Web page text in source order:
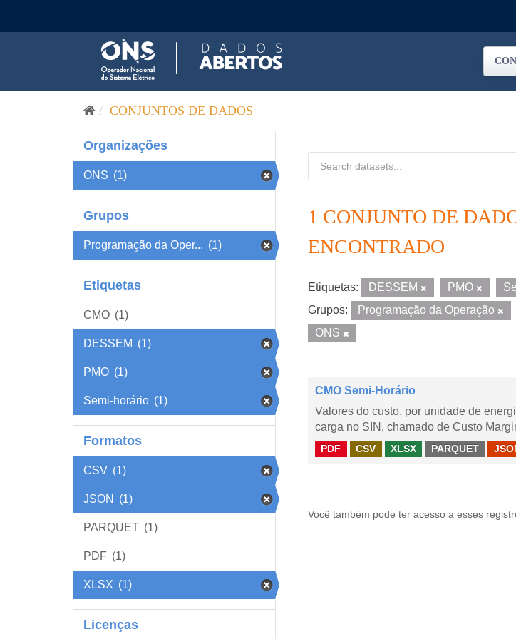
CONJUNTOS DE DADOS
Organizações
ONS (1)
Grupos
Programação da Oper... (1)
Etiquetas
CMO (1)
DESSEM (1)
PMO (1)
Semi-horário (1)
Formatos
CSV (1)
JSON (1)
PARQUET (1)
PDF (1)
XLSX (1)
Licenças
1 CONJUNTO DE
ENCONTRADO
Etiquetas: DESSEM PMO
Grupos:
Programação da Operação
ONS
CMO Semi-Horário
Valores do custo, por unidade de
carga no SIN, chamado de Custo
PDF CSV XLSX PARQUET
Você também pode ter acesso a esses